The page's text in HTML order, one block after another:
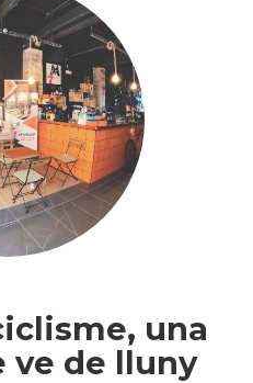
una
ve de lluny